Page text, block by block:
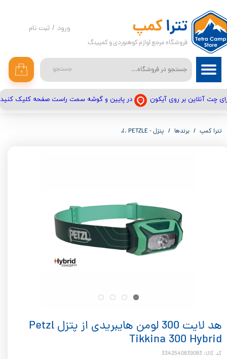
جستجو ۰
ورود / ثبت نام
حساب کاربری من
تغییر گذر واژه
سفارشات
خروج از حساب کاربری
چت آنلاین بر روی آیکون در پایین و گوشه سمت راست صفحه کلیک کنید
تتراکمپ
فروشگاه مرجع لوازم کوهنوردی و کمپینگ
تترا کمپ برندها پتزل - PETZLE
هد لایت 300 لومن هایبریدی از پتزل Petzl
Tikkina 300 Hybrid
کد کالا: 3342540839083